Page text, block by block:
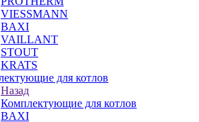
VIESSMANN
BAXI
VAILLANT
STOUT
KRATS
для котлов
Назад
Комплектующие для котлов
BAXI